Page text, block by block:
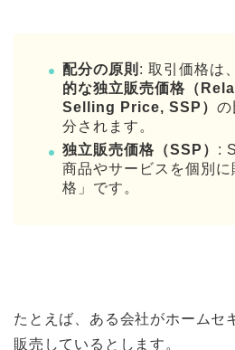
配分の原則 : 取引価格は
的な独立販売価格（
Selling Price, SSP） の
分されます。
独立販売価格（SSP） :
商品やサービスを個別
格」です。
たとえば、ある会社がホームセ
販売しているとします。